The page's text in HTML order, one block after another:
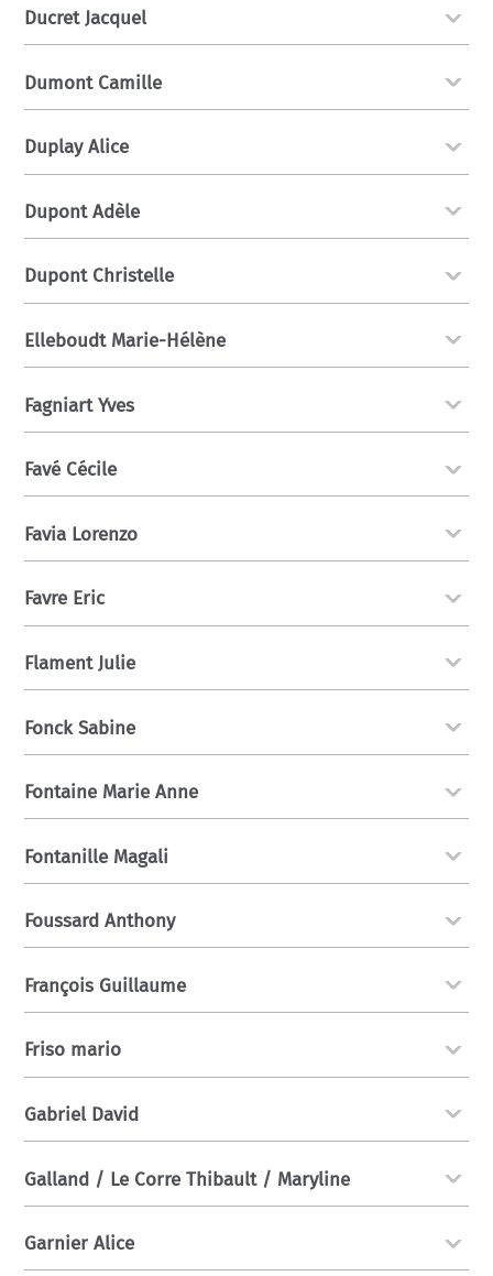
Ducret Jacquel
Dumont Camille
Duplay Alice
Dupont Adèle
Dupont Christelle
Elleboudt Marie-Hélène
Fagniart Yves
Favé Cécile
Favia Lorenzo
Favre Eric
Flament Julie
Fonck Sabine
Fontaine Marie Anne
Fontanille Magali
Foussard Anthony
François Guillaume
Friso mario
Gabriel David
Galland / Le Corre Thibault / Maryline
Garnier Alice